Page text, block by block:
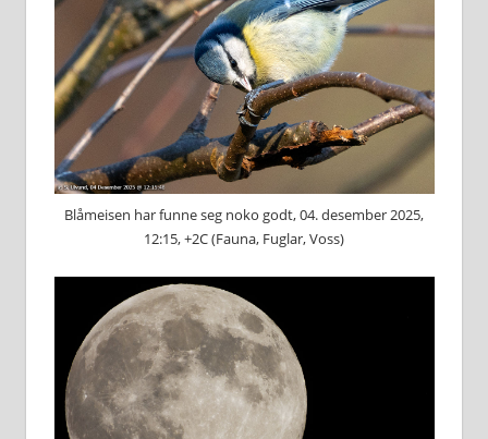
Blåmeisen har funne seg noko godt, 04. desember 2025,
12:15, +2C (Fauna, Fuglar, Voss)